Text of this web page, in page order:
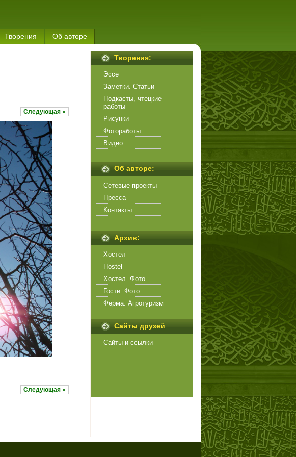
Творения Об авторе
Следующая »
Следующая »
Творения:
Эссе
Заметки. Статьи
Подкасты, чтецкие
работы
Рисунки
Фотоработы
Видео
Об авторе:
Сетевые проекты
Пресса
Контакты
Архив:
Хостел
Hostel
Хостел. Фото
Гости. Фото
Ферма. Агротуризм
Сайты друзей
Сайты и ссылки